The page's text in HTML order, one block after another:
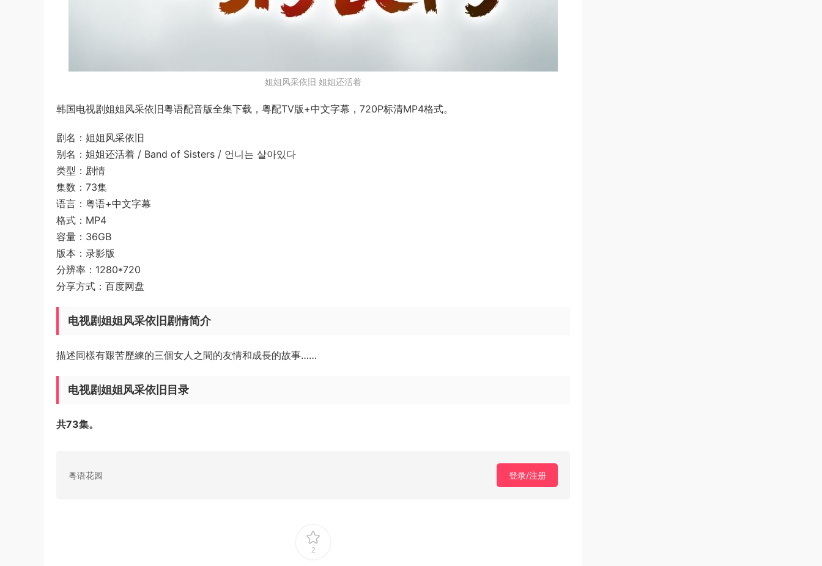
姐姐风采依旧 姐姐还活着
韩国电视剧姐姐风采依旧粤语配音版全集下载，粤配TV版+中文字幕，720P标清MP4格式。
剧名：姐姐风采依旧
别名：姐姐还活着 / Band of Sisters / 언니는 살아있다
类型：剧情
集数：73集
语言：粤语+中文字幕
格式：MP4
容量：36GB
版本：录影版
分辨率：1280*720
分享方式：百度网盘
电视剧姐姐风采依旧剧情简介
描述同樣有艱苦歷練的三個女人之間的友情和成長的故事……
电视剧姐姐风采依旧目录
共73集。
粤语花园 登录/注册
2